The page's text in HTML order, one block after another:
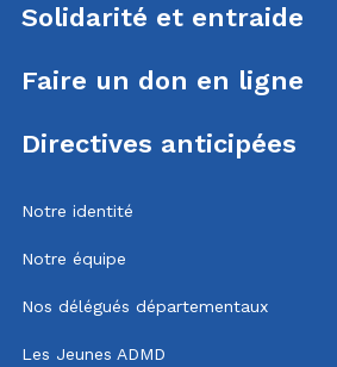
Solidarité et entraide
Faire un don en ligne
Directives anticipées
Notre identité
Notre équipe
Nos délégués départementaux
Les Jeunes ADMD